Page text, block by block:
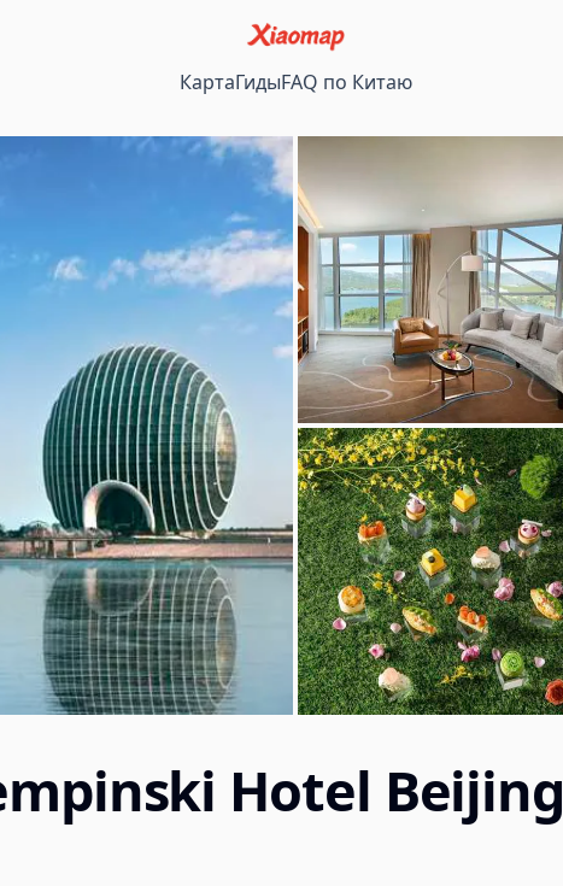
КартаГидыFAQ по Китаю
Hotel Beijing